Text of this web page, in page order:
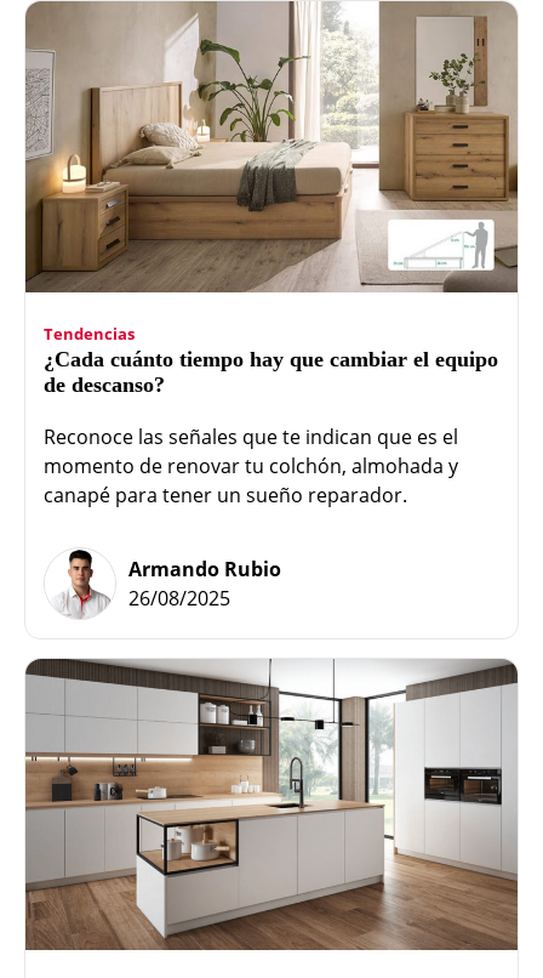
Tendencias
¿Cada cuánto tiempo hay que cambiar el equipo
de descanso?
Reconoce las señales que te indican que es el
momento de renovar tu colchón, almohada y
canapé para tener un sueño reparador.
Armando Rubio
26/08/2025